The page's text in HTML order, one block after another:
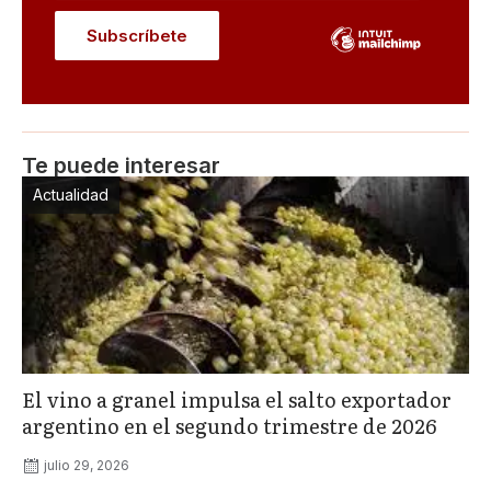
Te puede interesar
Actualidad
El vino a granel impulsa el salto exportador
argentino en el segundo trimestre de 2026
julio 29, 2026